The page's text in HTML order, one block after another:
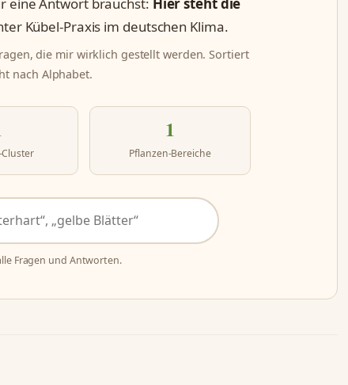
Kübel-Praxis im deutschen Klima.
die mir wirklich gestellt werden. Sortiert
nach Alphabet.
1
Pflanzen-Bereiche
Fragen und Antworten.